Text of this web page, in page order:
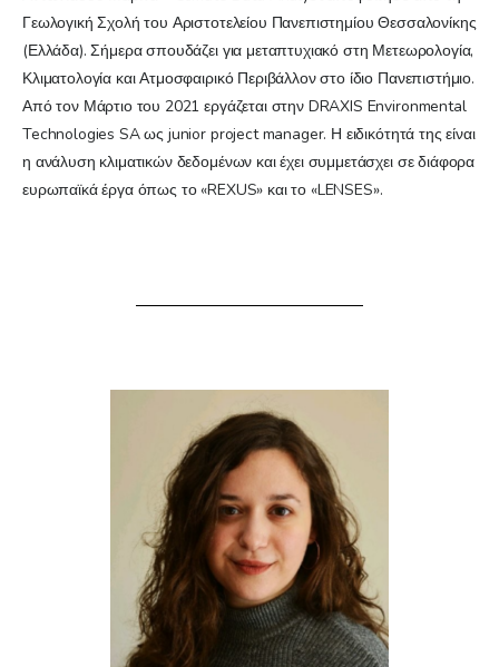
Γεωλογική Σχολή του Αριστοτελείου Πανεπιστημίου Θεσσαλονίκης
(Ελλάδα). Σήμερα σπουδάζει για μεταπτυχιακό στη Μετεωρολογία,
Κλιματολογία και Ατμοσφαιρικό Περιβάλλον στο ίδιο Πανεπιστήμιο.
Από τον Μάρτιο του 2021 εργάζεται στην DRAXIS Environmental
Technologies SA ως junior project manager. Η ειδικότητά της είναι
η ανάλυση κλιματικών δεδομένων και έχει συμμετάσχει σε διάφορα
ευρωπαϊκά έργα όπως το «REXUS» και το «LENSES».